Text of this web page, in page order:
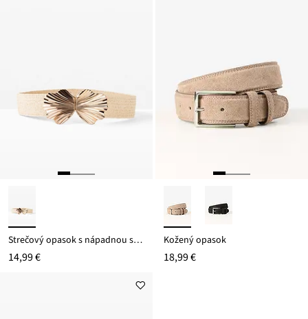
Strečový opasok s nápadnou sponou
14,99 €
Kožený opasok
18,99 €